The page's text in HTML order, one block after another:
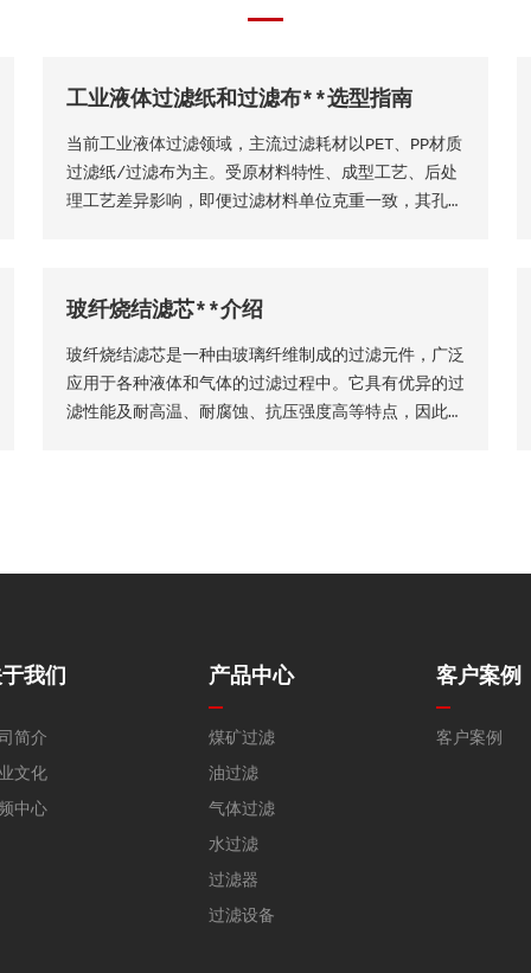
工业液体过滤纸和过滤布**选型指南
当前工业液体过滤领域，主流过滤耗材以PET、PP材质
过滤纸/过滤布为主。受原材料特性、成型工艺、后处
理工艺差异影响，即便过滤材料单位克重一致，其孔隙
托**技术维度精准选型，具体选型标准与实施方法如
下
玻纤烧结滤芯**介绍
玻纤烧结滤芯是一种由玻璃纤维制成的过滤元件，广泛
应用于各种液体和气体的过滤过程中。它具有优异的过
滤性能及耐高温、耐腐蚀、抗压强度高等特点，因此在
我们
简介
文化
中心
产品中心
煤矿过滤
油过滤
气体过滤
水过滤
过滤器
过滤设备
客户案例
客户案例